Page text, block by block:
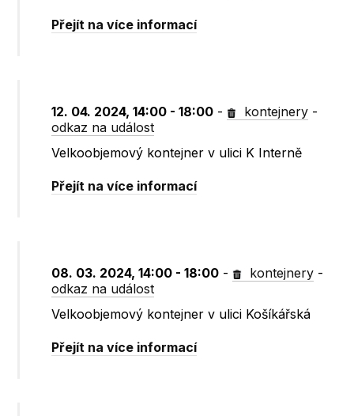
Přejít na více informací
12. 04. 2024, 14:00 - 18:00 - kontejnery -
odkaz na událost
Velkoobjemový kontejner v ulici K Interně
Přejít na více informací
08. 03. 2024, 14:00 - 18:00 - kontejnery -
odkaz na událost
Velkoobjemový kontejner v ulici Košíkářská
Přejít na více informací